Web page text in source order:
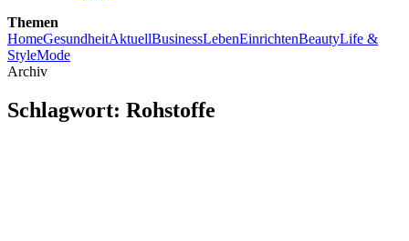
Themen
HomeGesundheitAktuellBusinessLebenEinrichtenBeautyLife &
StyleMode
Archiv
Schlagwort: Rohstoffe